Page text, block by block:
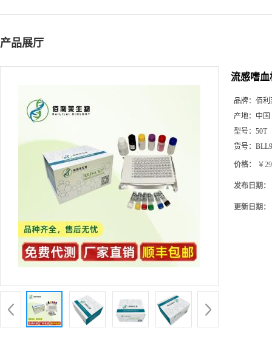
产品展厅
流感嗜
品牌： 佰利
产地： 中国
型号： 50T
货号：
价格： ￥
发布日期：
更新日期：